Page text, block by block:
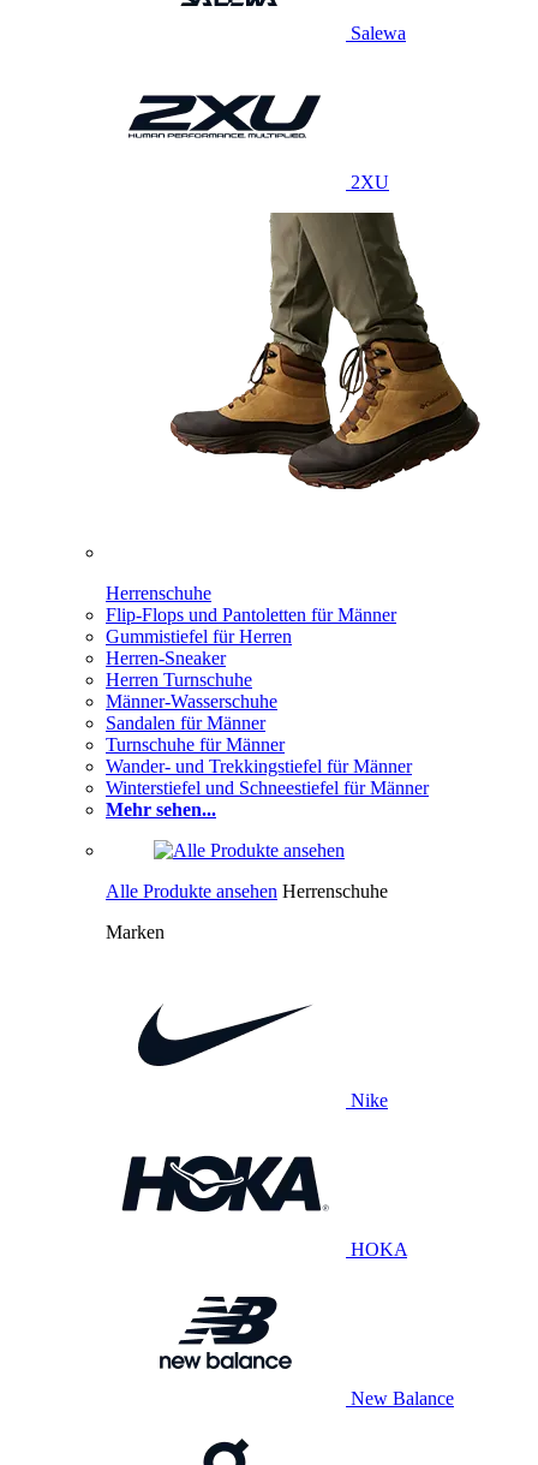
Salewa
2XU
Herrenschuhe
Flip-Flops und Pantoletten für Männer
Gummistiefel für Herren
Herren-Sneaker
Herren Turnschuhe
Männer-Wasserschuhe
Sandalen für Männer
Turnschuhe für Männer
Wander- und Trekkingstiefel für Männer
Winterstiefel und Schneestiefel für Männer
Mehr sehen...
Alle Produkte ansehen Herrenschuhe
Marken
Nike
HOKA
New Balance